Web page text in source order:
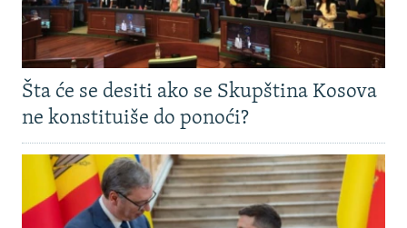
Šta će se desiti ako se Skupština Kosova
ne konstituiše do ponoći?